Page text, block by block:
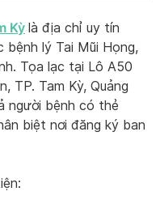
Kỳ là địa chỉ uy tín
lý Tai Mũi Họng,
Tọa lạc tại Lô A50
TP. Tam Kỳ, Quảng
người bệnh có thẻ
biệt nơi đăng ký ban